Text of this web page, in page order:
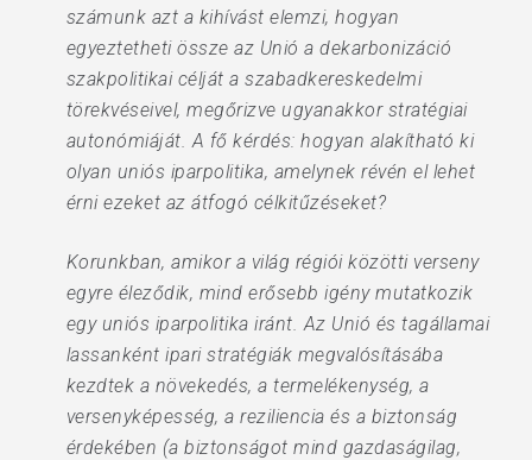
számunk azt a kihívást elemzi, hogyan
egyeztetheti össze az Unió a dekarbonizáció
szakpolitikai célját a szabadkereskedelmi
törekvéseivel, megőrizve ugyanakkor stratégiai
autonómiáját. A fő kérdés: hogyan alakítható ki
olyan uniós iparpolitika, amelynek révén el lehet
érni ezeket az átfogó célkitűzéseket?
Korunkban, amikor a világ régiói közötti verseny
egyre éleződik, mind erősebb igény mutatkozik
egy uniós iparpolitika iránt. Az Unió és tagállamai
lassanként ipari stratégiák megvalósításába
kezdtek a növekedés, a termelékenység, a
versenyképesség, a reziliencia és a biztonság
érdekében (a biztonságot mind gazdaságilag,